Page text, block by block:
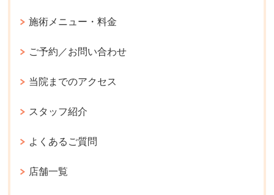
施術メニュー・料金
ご予約／お問い合わせ
当院までのアクセス
スタッフ紹介
よくあるご質問
店舗一覧